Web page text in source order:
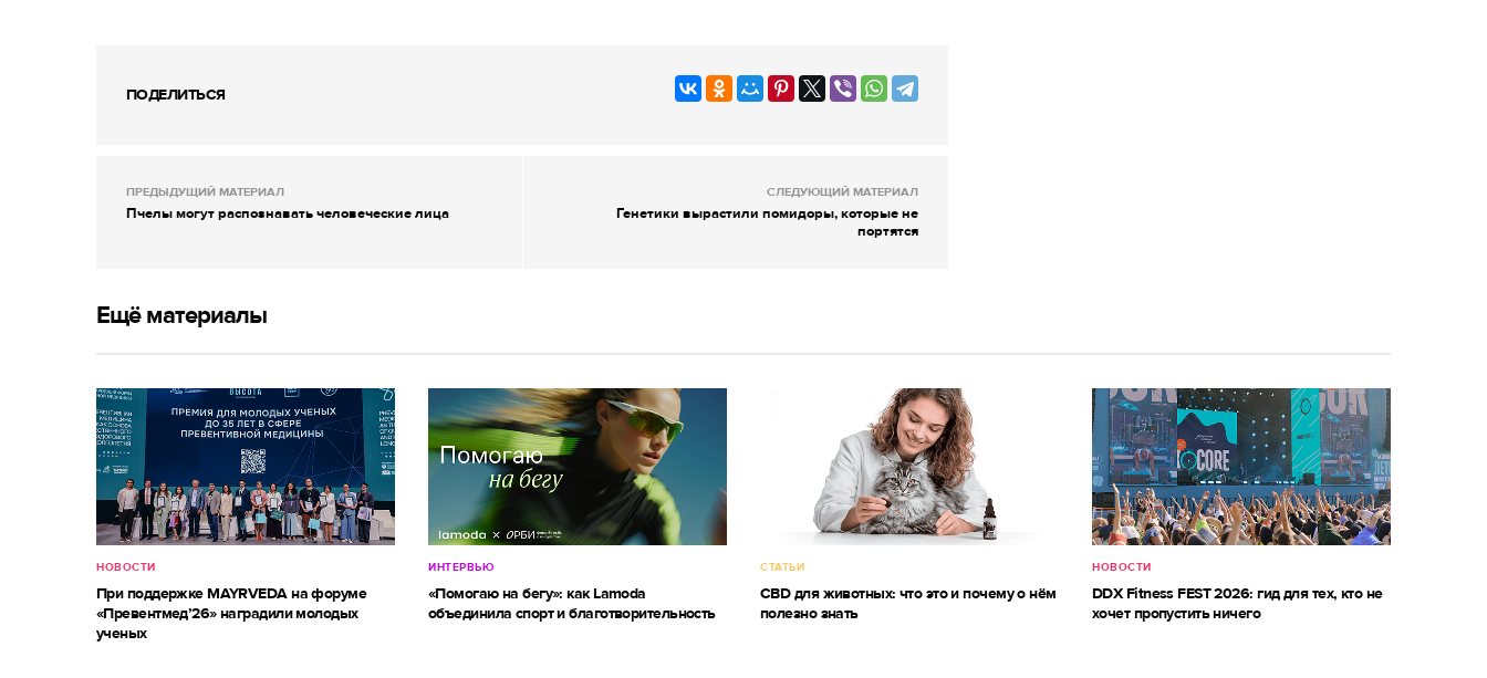
ПОДЕЛИТЬСЯ
ПРЕДЫДУЩИЙ МАТЕРИАЛ
Пчелы могут распознавать человеческие лица
СЛЕДУЮЩИЙ МАТЕРИАЛ
Генетики вырастили помидоры, которые не
портятся
Ещё материалы
НОВОСТИ
При поддержке MAYRVEDA на форуме
«Превентмед’26» наградили молодых
ученых
ИНТЕРВЬЮ
«Помогаю на бегу»: как Lamoda
объединила спорт и благотворительность
СТАТЬИ
CBD для животных: что это и почему о нём
полезно знать
НОВОСТИ
DDX Fitness FEST 2026: гид для тех, кто не
хочет пропустить ничего